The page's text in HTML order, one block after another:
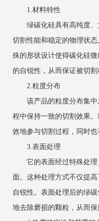
1.材料特性
绿碳化硅具有高纯度、
切割性能和稳定的物理状
殊的形状设计使得碳化硅
的自锐性，从而保证被切割
2.粒度分布
该产品的粒度分布集中
程中保持一致的切割效果
效地参与切割过程，同时也
3.表面处理
它的表面经过特殊处理
面。这种处理方式不仅提
自锐性。表面处理后的绿
地去除磨损的颗粒，从而保